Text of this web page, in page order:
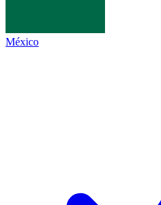
México